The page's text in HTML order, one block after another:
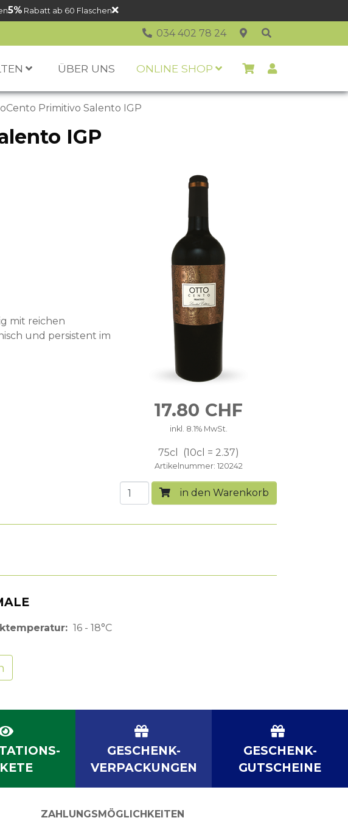
5%Rabatt ab 60 Flaschen
034 402 78 24
ÜBER UNS ONLINE SHOP
Primitivo Salento IGP
IGP
17.80 CHF
inkl. 8.1% MwSt.
75cl 10cl = 2.37
Artikelnummer 120242
in den Warenkorb
mit reichen
und persistent im
16 - 18°C
GESCHENK-
VERPACKUNGEN
GESCHENK-
GUTSCHEINE
ZAHLUNGSMÖGLICHKEITEN